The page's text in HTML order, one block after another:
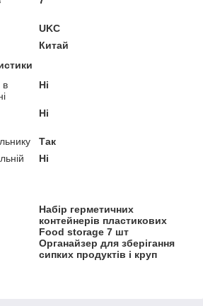
UKC
Китай
в
Ні
Ні
Так
Ні
Набір герметичних
контейнерів пластикових
Food storage 7 шт
Органайзер для зберігання
сипких продуктів і круп